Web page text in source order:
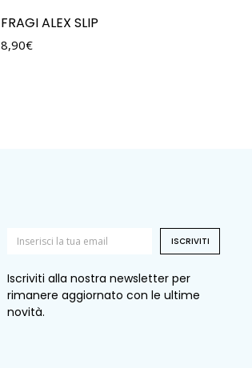
FRAGI ALEX SLIP
8,90€
ISCRIVITI
Iscriviti alla nostra newsletter per
rimanere aggiornato con le ultime
novità.